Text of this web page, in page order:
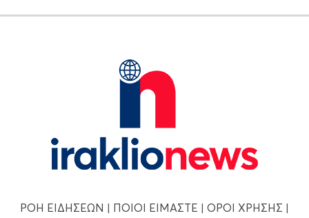
ΡΟΗ ΕΙΔΗΣΕΩΝ | ΠΟΙΟΙ ΕΙΜΑΣΤΕ | ΟΡΟΙ ΧΡΗΣΗΣ |